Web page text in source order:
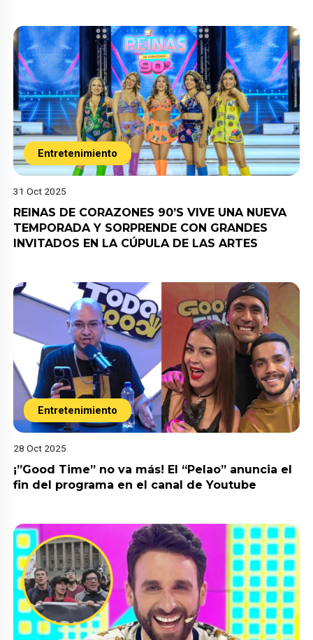
Entretenimiento
31 Oct 2025
REINAS DE CORAZONES 90’S VIVE UNA NUEVA
TEMPORADA Y SORPRENDE CON GRANDES
INVITADOS EN LA CÚPULA DE LAS ARTES
Entretenimiento
28 Oct 2025
¡”Good Time” no va más! El “Pelao” anuncia el
fin del programa en el canal de Youtube